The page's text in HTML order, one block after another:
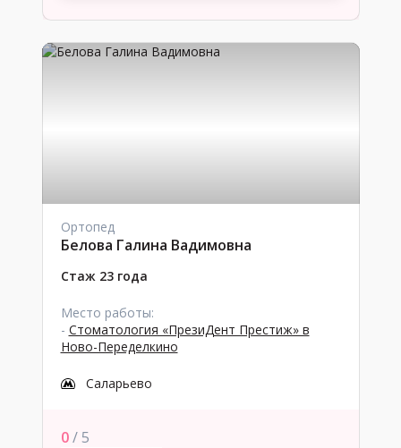
Ортопед
Белова Галина Вадимовна
Стаж 23 года
Место работы:
- Стоматология «ПрезиДент Престиж» в
Ново-Переделкино
Саларьево
0/ 5